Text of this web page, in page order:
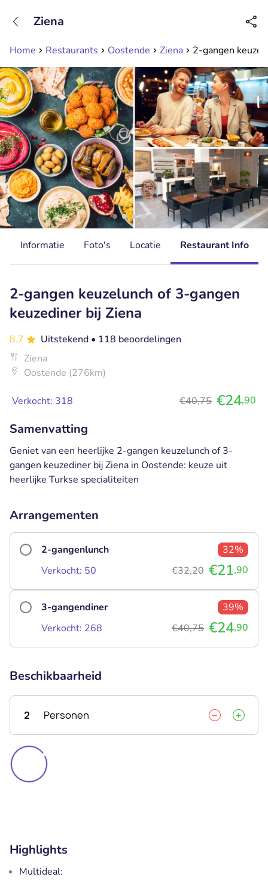
Bereikbaar tot 23:00 uur
Home Restaurants Oostende Ziena 2-gangen
Ziena
Informatie Foto's Locatie Restaurant Info
2-gangen keuzelunch of 3-gangen
keuzediner bij Ziena
8.7 Uitstekend • 118 beoordelingen
Ziena
Oostende (276km)
Verkocht: 318 €40,75 €24,90
Samenvatting
Geniet van een heerlijke 2-gangen keuzelunch of 3-
gangen keuzediner bij Ziena in Oostende: keuze uit
heerlijke Turkse specialiteiten
Arrangementen
2-gangenlunch
32%
Verkocht: 50
€32,20 €21,90
3-gangendiner
39%
Verkocht: 268
€40,75 €24,90
Beschikbaarheid
2 Personen
Highlights
Multideal: